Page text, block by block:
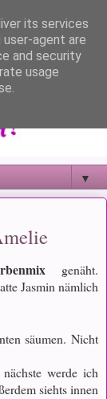
▼
genäht.
Jasmin nämlich
säumen. Nicht
werde ich
siehts innen
its services
user-agent are
and security
usage